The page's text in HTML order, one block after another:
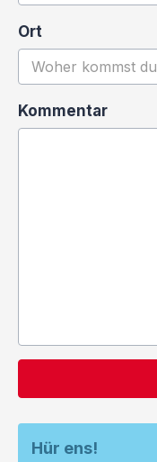
Ort
Kommentar
Hür ens!